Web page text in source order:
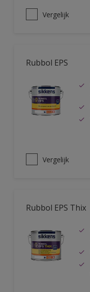
Vergelijk
Rubbol EPS
Vergelijk
Rubbol EPS Thix